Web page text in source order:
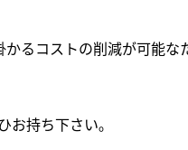
るコストの削減が可能
お持ち下さい｡